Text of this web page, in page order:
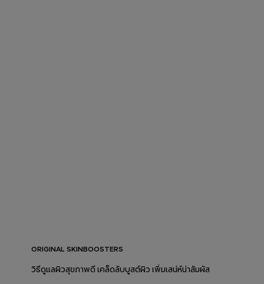
ORIGINAL SKINBOOSTERS
วิธีดูแลผิวสุขภาพดี เคล็ดลับบูสต์ผิว เพิ่มเสน่ห์น่าสัมผัส